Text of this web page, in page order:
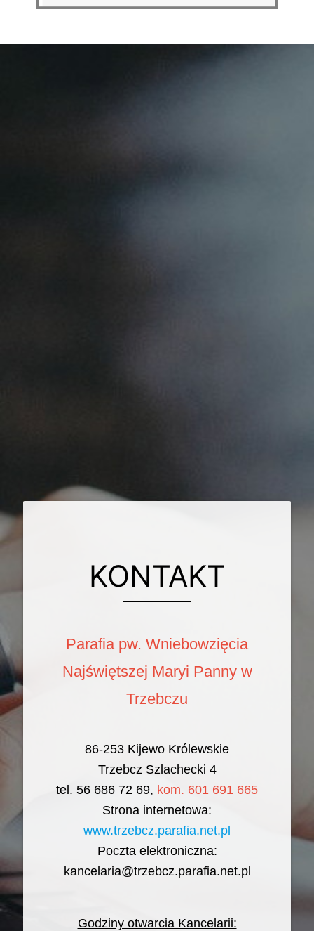
KONTAKT
Parafia pw. Wniebowzięcia
Najświętszej Maryi Panny w
Trzebczu
86-253 Kijewo Królewskie
Trzebcz Szlachecki 4
tel. 56 686 72 69, kom. 601 691 665
Strona internetowa:
www.trzebcz.parafia.net.pl
Poczta elektroniczna:
kancelaria@trzebcz.parafia.net.pl
Godziny otwarcia Kancelarii: